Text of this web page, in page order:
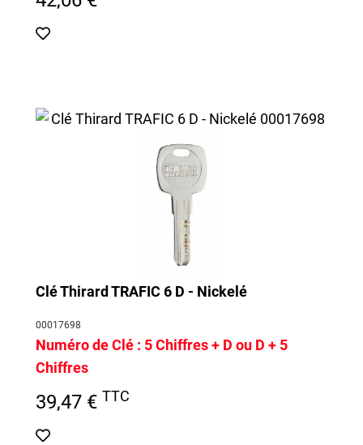
données et vous préparer, dans nos ateliers, une reproduction
Clé Thirard TRAFIC 6 D - Nickelé
00017698
Numéro de Clé : 5 Chiffres + D ou D + 5
Chiffres
39,47 € TTC